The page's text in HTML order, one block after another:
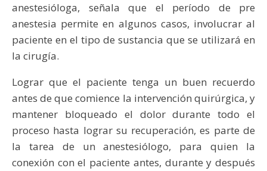
anestesióloga, señala que el período de pre
anestesia permite en algunos casos, involucrar al
paciente en el tipo de sustancia que se utilizará en
la cirugía.
Lograr que el paciente tenga un buen recuerdo
antes de que comience la intervención quirúrgica, y
mantener bloqueado el dolor durante todo el
proceso hasta lograr su recuperación, es parte de
la tarea de un anestesiólogo, para quien la
conexión con el paciente antes, durante y después